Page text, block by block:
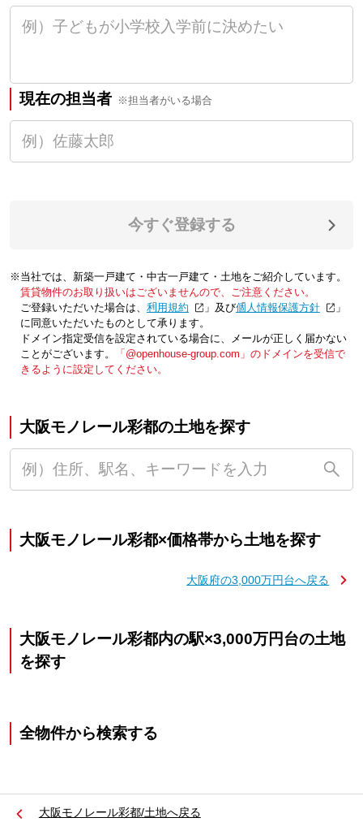
現在の担当者 ※担当者がいる場合
今すぐ登録する
※当社では、新築一戸建て・中古一戸建て・土地をご紹介しています。
賃貸物件のお取り扱いはございませんので、ご注意ください。
ご登録いただいた場合は、「利用規約 」及び「個人情報保護方針
」
に同意いただいたものとして承ります。
ドメイン指定受信を設定されている場合に、メールが正しく届かない
ことがございます。
「@openhouse-group.com」のドメインを受信で
きるように設定してください。
大阪モノレール彩都の土地を探す
大阪モノレール彩都×価格帯から土地を探す
大阪府の3,000万円台へ戻る
大阪モノレール彩都内の駅×3,000万円台の土地
を探す
全物件から検索する
大阪モノレール彩都/土地へ戻る